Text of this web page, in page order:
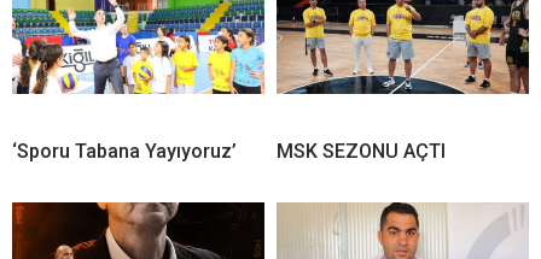
‘Sporu Tabana Yayıyoruz’ MSK SEZONU AÇTI